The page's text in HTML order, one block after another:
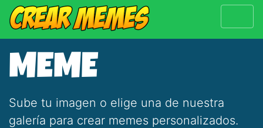
MEME
Sube tu imagen o elige una de nuestra
galería para crear memes personalizados.